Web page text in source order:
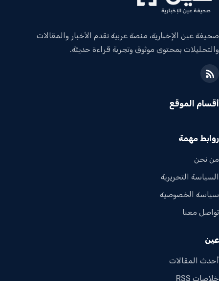
صحيفة عين الإخبارية، منصة عربية تقدم الأخبار والمقالات
والتحليلات بمحتوى موثوق وتجربة قراءة حديثة.
أقسام الموقع
روابط مهمة
من نحن
السياسة التحريرية
سياسة الخصوصية
تواصل معنا
عين
أحدث المقالات
خلاصات RSS